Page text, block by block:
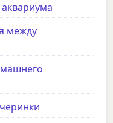
аквариума
между